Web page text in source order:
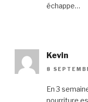
échappe…
Kevin
8
En 3
nourriture